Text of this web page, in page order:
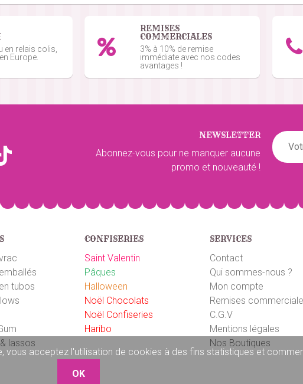
en relais colis,
Europe.
REMISES
COMMERCIALES
3% à 10% de remise
immédiate avec nos codes
avantages !
NEWSLETTER
Abonnez-vous pour ne manquer aucune
promo et nouveauté !
tubos
lassos
CONFISERIES
Saint Valentin
Pâques
Halloween
Noël Chocolats
Noël Confiseries
Haribo
SERVICES
Contact
Qui sommes-nous ?
Mon compte
Remises
C.G.V
Mentions légales
Nos Boutiques
vous acceptez l'utilisation de cookies à des fins statistiques et
OK